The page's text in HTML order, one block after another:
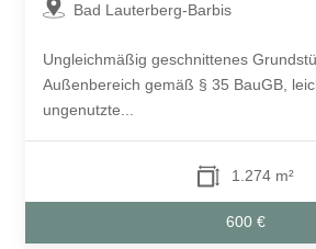
Bad Lauterberg-Barbis
Ungleichmäßig geschnittenes
Außenbereich gemäß § 35 BauGB,
ungenutzte...
1.274 m²
600 €